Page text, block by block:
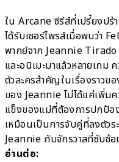
ใน Arcane ซีรีส์ที่เปรี้ยงป
ได้รับเซอร์ไพรส์เมื่อพบว่า
พากย์จาก Jeannie Tirado
และอนิเมะมาแล้วหลายเก
ตัวละครสำคัญในเรื่องราวข
ของ Jeannie ไม่ได้แค่เพิ่ม
แข็งของแม่ที่ต้องการปกป้อ
เหมือนเป็นการจับคู่ที่ลงตัวร
Jeannie กับจักรวาลที่ซับซ้
อ่านต่อ: